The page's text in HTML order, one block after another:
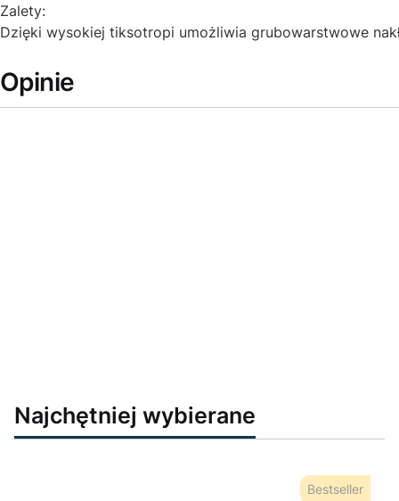
Zalety:
Dzięki wysokiej tiksotropi umożliwia grubowarstwowe
Opinie
Najchętniej wybierane
Bestseller